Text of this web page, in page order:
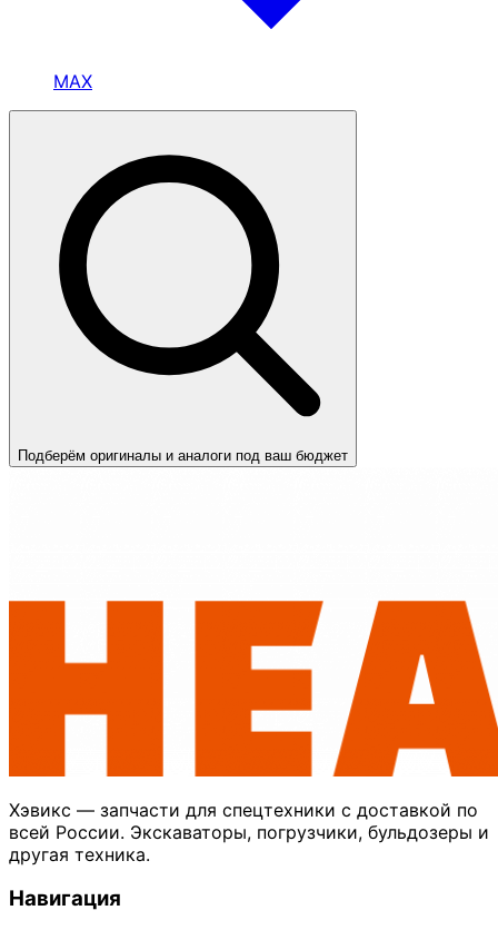
MAX
Подберём оригиналы и аналоги под ваш бюджет
Хэвикс — запчасти для спецтехники с доставкой по
всей России. Экскаваторы, погрузчики, бульдозеры и
другая техника.
Навигация